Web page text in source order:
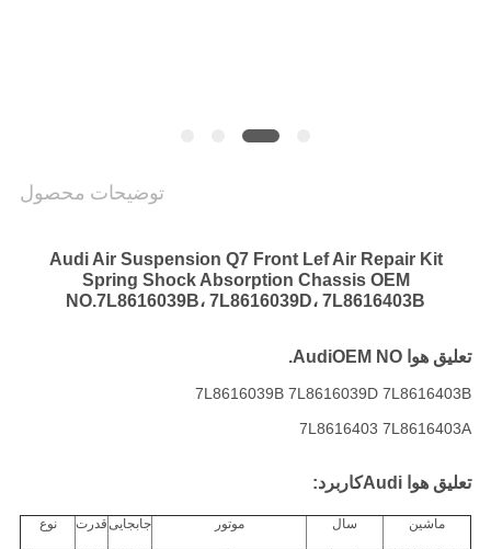
توضیحات محصول
Audi Air Suspension Q7 Front Lef Air Repair Kit
Spring Shock Absorption Chassis OEM
NO.7L8616039B، 7L8616039D، 7L8616403B
تعلیق هوا Audi OEM NO.
7L8616039B 7L8616039D 7L8616403B
7L8616403 7L8616403A
تعلیق هوا Audi کاربرد:
ماشين سال موتور جابجاییقدرت نوع